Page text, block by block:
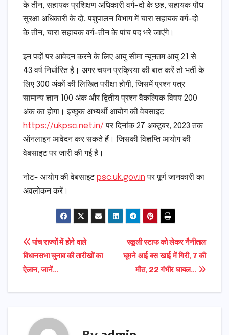
के तीन, सहायक प्रशिक्षण अधिकारी वर्ग-दो के छह, सहायक पौध
सुरक्षा अधिकारी के दो, पशुपालन विभाग में चारा सहायक वर्ग-दो
के तीन, चारा सहायक वर्ग-तीन के पांच पद भरे जाएंगे।
इन पदों पर आवेदन करने के लिए आयु सीमा न्यूनतम आयु 21 से
43 वर्ष निर्धारित है। अगर चयन प्रक्रिया की बात करें तो भर्ती के
लिए 300 अंकों की लिखित परीक्षा होगी, जिसमें प्रश्न पत्र
सामान्य ज्ञान 100 अंक और द्वितीय प्रश्न वैकल्पिक विषय 200
अंक का होगा। इच्छुक अभ्यर्थी आयोग की वेबसाइट
https://ukpsc.net.in/ पर दिनांक 27 अक्टूबर, 2023 तक
ऑनलाइन आवेदन कर सकते हैं। जिसकी विज्ञप्ति आयोग की
वेबसाइट पर जारी की गई है।
नोट- आयोग की वेबसाइटpsc.uk.gov.in पर पूर्ण जानकारी का
अवलोकन करें।
Post
navigation
स्कूली स्टाफ को लेकर नैनीताल
घूमने आई बस खाई में गिरी, 7 की
मौत, 22 गंभीर घायल…
पांच राज्यों में होने वाले
विधानसभा चुनाव की तारीखों का
ऐलान, जानें…